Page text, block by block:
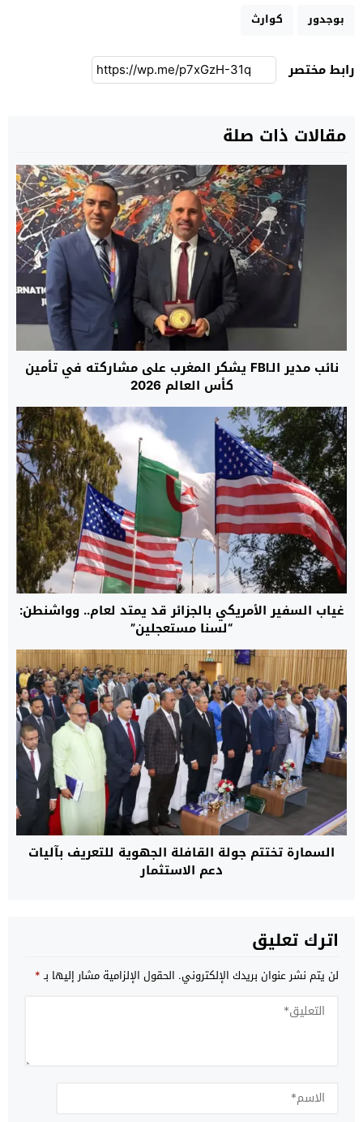
بوجدور
كوارث
رابط مختصر
مقالات ذات صلة
نائب مدير الـFBI يشكر المغرب على مشاركته في تأمين
كأس العالم 2026
غياب السفير الأمريكي بالجزائر قد يمتد لعام.. وواشنطن:
“لسنا مستعجلين”
السمارة تختتم جولة القافلة الجهوية للتعريف بآليات
دعم الاستثمار
اترك تعليق
لن يتم نشر عنوان بريدك الإلكتروني. الحقول الإلزامية مشار إليها بـ*